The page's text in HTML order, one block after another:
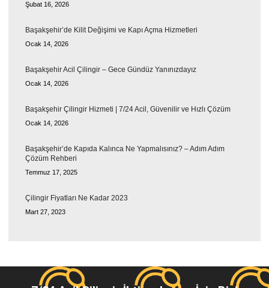
Şubat 16, 2026
Başakşehir’de Kilit Değişimi ve Kapı Açma Hizmetleri
Ocak 14, 2026
Başakşehir Acil Çilingir – Gece Gündüz Yanınızdayız
Ocak 14, 2026
Başakşehir Çilingir Hizmeti | 7/24 Acil, Güvenilir ve Hızlı Çözüm
Ocak 14, 2026
Başakşehir’de Kapıda Kalınca Ne Yapmalısınız? – Adım Adım
Çözüm Rehberi
Temmuz 17, 2025
Çilingir Fiyatları Ne Kadar 2023
Mart 27, 2023